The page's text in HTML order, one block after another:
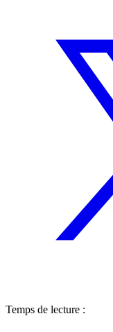
Temps de lecture :